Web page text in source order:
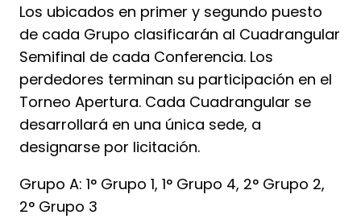
Los ubicados en primer y segundo puesto
de cada Grupo clasificarán al Cuadrangular
Semifinal de cada Conferencia. Los
perdedores terminan su participación en el
Torneo Apertura. Cada Cuadrangular se
desarrollará en una única sede, a
designarse por licitación.
Grupo A: 1° Grupo 1, 1° Grupo 4, 2° Grupo 2,
2° Grupo 3